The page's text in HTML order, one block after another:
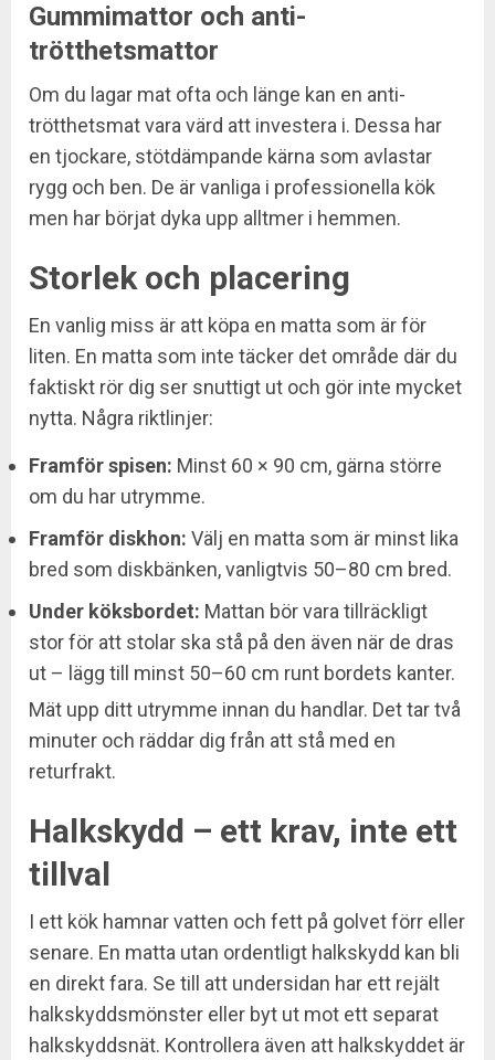
Gummimattor och anti-
trötthetsmattor
Om du lagar mat ofta och länge kan en anti-
trötthetsmat vara värd att investera i. Dessa har
en tjockare, stötdämpande kärna som avlastar
rygg och ben. De är vanliga i professionella kök
men har börjat dyka upp alltmer i hemmen.
Storlek och placering
En vanlig miss är att köpa en matta som är för
liten. En matta som inte täcker det område där du
faktiskt rör dig ser snuttigt ut och gör inte mycket
nytta. Några riktlinjer:
Framför spisen: Minst 60 × 90 cm, gärna större
om du har utrymme.
Framför diskhon: Välj en matta som är minst lika
bred som diskbänken, vanligtvis 50–80 cm bred.
Under köksbordet: Mattan bör vara tillräckligt
stor för att stolar ska stå på den även när de dras
ut – lägg till minst 50–60 cm runt bordets kanter.
Mät upp ditt utrymme innan du handlar. Det tar två
minuter och räddar dig från att stå med en
returfrakt.
Halkskydd – ett krav, inte ett
tillval
I ett kök hamnar vatten och fett på golvet förr eller
senare. En matta utan ordentligt halkskydd kan bli
en direkt fara. Se till att undersidan har ett rejält
halkskyddsmönster eller byt ut mot ett separat
halkskyddsnät. Kontrollera även att halkskyddet är